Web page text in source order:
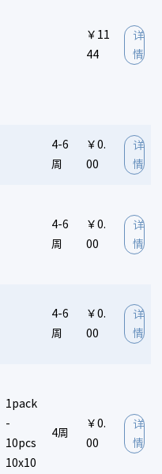
￥11
44
详
情
4-6
周
￥0.
00
详
情
4-6
周
￥0.
00
详
情
4-6
周
￥0.
00
详
情
1pack
-
10pcs
10x10
4周
￥0.
00
详
情